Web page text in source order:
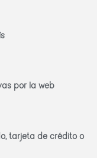
por la web
tarjeta de crédito o